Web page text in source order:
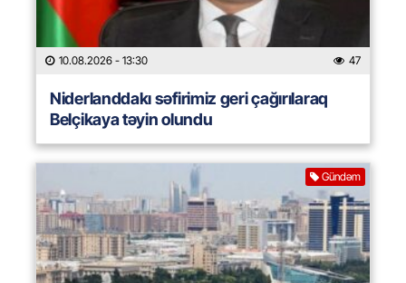
10.08.2026 - 13:30 47
Niderlanddakı səfirimiz geri çağırılaraq
Belçikaya təyin olundu
Gündəm